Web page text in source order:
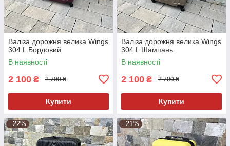
Валіза дорожня велика Wings
304 L Бордовий
В наявності
2 100 ₴ 2 700 ₴
Купити
Валіза дорожня велика Wings
304 L Шампань
В наявності
2 100 ₴ 2 700 ₴
Купити
–22% –21%